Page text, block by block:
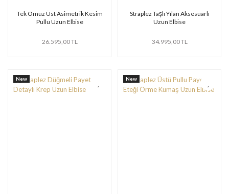
Tek Omuz Üst Asimetrik Kesim
Pullu Uzun Elbise
26.595,00 TL
Straplez Taşlı Yılan Aksesuarlı
Uzun Elbise
34.995,00 TL
New New